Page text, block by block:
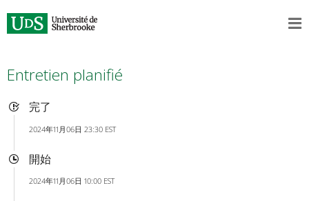
Entretien planifié
完了
2024年11月06日 23:30 EST
開始
2024年11月06日 10:00 EST